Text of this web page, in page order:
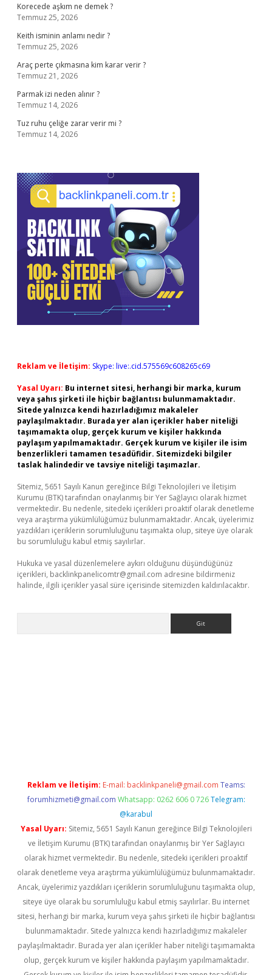
Korecede aşkım ne demek ?
Temmuz 25, 2026
Keith isminin anlamı nedir ?
Temmuz 25, 2026
Araç perte çıkmasına kim karar verir ?
Temmuz 21, 2026
Parmak izi neden alınır ?
Temmuz 14, 2026
Tuz ruhu çeliğe zarar verir mi ?
Temmuz 14, 2026
Reklam ve İletişim: Skype: live:.cid.575569c608265c69
Yasal Uyarı: Bu internet sitesi, herhangi bir marka, kurum
veya şahıs şirketi ile hiçbir bağlantısı bulunmamaktadır.
Sitede yalnızca kendi hazırladığımız makaleler
paylaşılmaktadır. Burada yer alan içerikler haber niteliği
taşımamakta olup, gerçek kurum ve kişiler hakkında
paylaşım yapılmamaktadır. Gerçek kurum ve kişiler ile isim
benzerlikleri tamamen tesadüfidir. Sitemizdeki bilgiler
taslak halindedir ve tavsiye niteliği taşımazlar.
Sitemiz, 5651 Sayılı Kanun gereğince Bilgi Teknolojileri ve İletişim
Kurumu (BTK) tarafından onaylanmış bir Yer Sağlayıcı olarak hizmet
vermektedir. Bu nedenle, sitedeki içerikleri proaktif olarak denetleme
veya araştırma yükümlülüğümüz bulunmamaktadır. Ancak, üyelerimiz
yazdıkları içeriklerin sorumluluğunu taşımakta olup, siteye üye olarak
bu sorumluluğu kabul etmiş sayılırlar.
Hukuka ve yasal düzenlemelere aykırı olduğunu düşündüğünüz
içerikleri, backlinkpanelicomtr@gmail.com adresine bildirmeniz
halinde, ilgili içerikler yasal süre içerisinde sitemizden kaldırılacaktır.
Reklam ve İletişim: E-mail: backlinkpaneli@gmail.com Teams:
forumhizmeti@gmail.com Whatsapp: 0262 606 0 726 Telegram:
@karabul
Yasal Uyarı: Sitemiz, 5651 Sayılı Kanun gereğince Bilgi Teknolojileri
ve İletişim Kurumu (BTK) tarafından onaylanmış bir Yer Sağlayıcı
olarak hizmet vermektedir. Bu nedenle, sitedeki içerikleri proaktif
olarak denetleme veya araştırma yükümlülüğümüz bulunmamaktadır.
Ancak, üyelerimiz yazdıkları içeriklerin sorumluluğunu taşımakta olup,
siteye üye olarak bu sorumluluğu kabul etmiş sayılırlar. Bu internet
sitesi, herhangi bir marka, kurum veya şahıs şirketi ile hiçbir bağlantısı
bulunmamaktadır. Sitede yalnızca kendi hazırladığımız makaleler
paylaşılmaktadır. Burada yer alan içerikler haber niteliği taşımamakta
olup, gerçek kurum ve kişiler hakkında paylaşım yapılmamaktadır.